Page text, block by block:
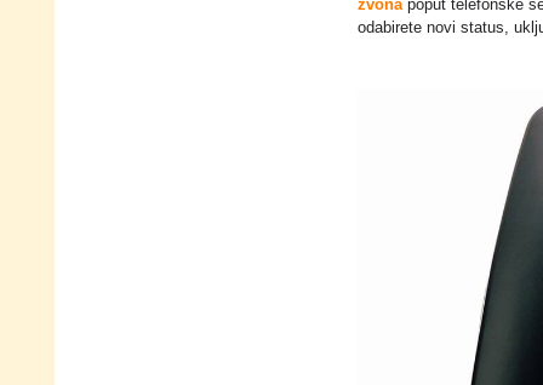
zvonapoput telefonske
odabirete novi status,